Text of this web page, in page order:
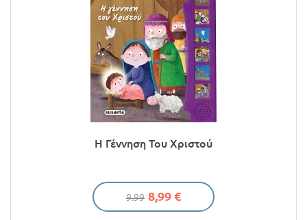
Η Γέννηση Του Χριστού
9.99 8,99 €